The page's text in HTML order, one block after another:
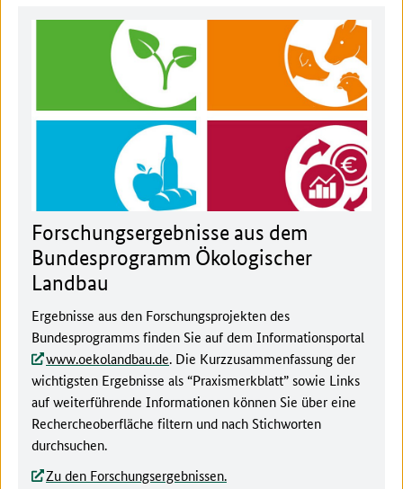
Forschungsergebnisse aus dem
Bundesprogramm Ökologischer
Landbau
Ergebnisse aus den Forschungsprojekten des
Bundesprogramms finden Sie auf dem Informationsportal
www.oekolandbau.de. Die Kurzzusammenfassung der
wichtigsten Ergebnisse als “Praxismerkblatt” sowie Links
auf weiterführende Informationen können Sie über eine
Rechercheoberfläche filtern und nach Stichworten
durchsuchen.
Zu den Forschungsergebnissen.